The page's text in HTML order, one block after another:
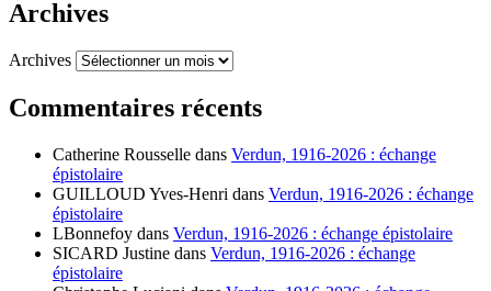
Archives
Archives
Commentaires récents
Catherine Rousselle dans Verdun, 1916-2026 : échange
épistolaire
GUILLOUD Yves-Henri dans Verdun, 1916-2026 : échange
épistolaire
LBonnefoy dans Verdun, 1916-2026 : échange épistolaire
SICARD Justine dans Verdun, 1916-2026 : échange
épistolaire